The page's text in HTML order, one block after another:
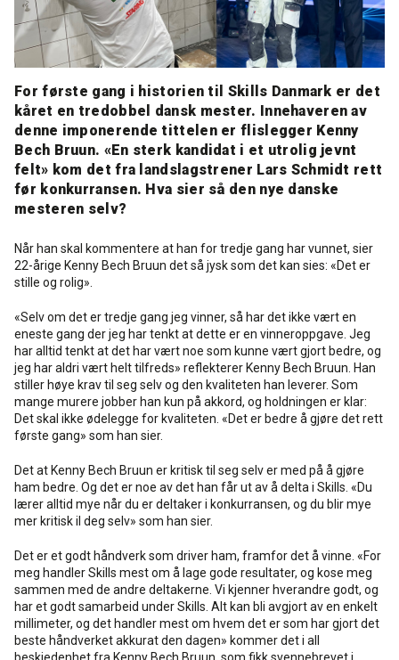
Puss og fasademaling
Trinnlydsmembran
Spesialprodukter
Last ned
Historien Bag
Last ned
Forhandlere
SE
EN
For første gang i historien til Skills Danmark er det
kåret en tredobbel dansk mester. Innehaveren av
denne imponerende tittelen er flislegger Kenny
Bech Bruun. «En sterk kandidat i et utrolig jevnt
felt» kom det fra landslagstrener Lars Schmidt rett
før konkurransen. Hva sier så den nye danske
mesteren selv?
Når han skal kommentere at han for tredje gang har vunnet, sier
22-årige Kenny Bech Bruun det så jysk som det kan sies: «Det er
stille og rolig».
«Selv om det er tredje gang jeg vinner, så har det ikke vært en
eneste gang der jeg har tenkt at dette er en vinneroppgave. Jeg
har alltid tenkt at det har vært noe som kunne vært gjort bedre, og
jeg har aldri vært helt tilfreds» reflekterer Kenny Bech Bruun. Han
stiller høye krav til seg selv og den kvaliteten han leverer. Som
mange murere jobber han kun på akkord, og holdningen er klar:
Det skal ikke ødelegge for kvaliteten. «Det er bedre å gjøre det rett
første gang» som han sier.
Det at Kenny Bech Bruun er kritisk til seg selv er med på å gjøre
ham bedre. Og det er noe av det han får ut av å delta i Skills. «Du
lærer alltid mye når du er deltaker i konkurransen, og du blir mye
mer kritisk il deg selv» som han sier.
Det er et godt håndverk som driver ham, framfor det å vinne. «For
meg handler Skills mest om å lage gode resultater, og kose meg
sammen med de andre deltakerne. Vi kjenner hverandre godt, og
har et godt samarbeid under Skills. Alt kan bli avgjort av en enkelt
millimeter, og det handler mest om hvem det er som har gjort det
beste håndverket akkurat den dagen» kommer det i all